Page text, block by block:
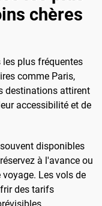
chères
les plus fréquentes
comme Paris,
destinations attirent
accessibilité et de
disponibles
à l'avance ou
Les vols de
des tarifs